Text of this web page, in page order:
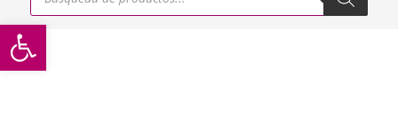
Abrir barra de herramientas
productos